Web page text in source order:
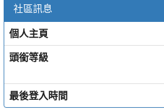
社區訊息
個人主頁
頭銜等級
最後登入時間